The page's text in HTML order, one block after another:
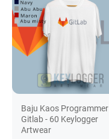
Baju Kaos Programmer
Gitlab - 60 Keylogger
Artwear